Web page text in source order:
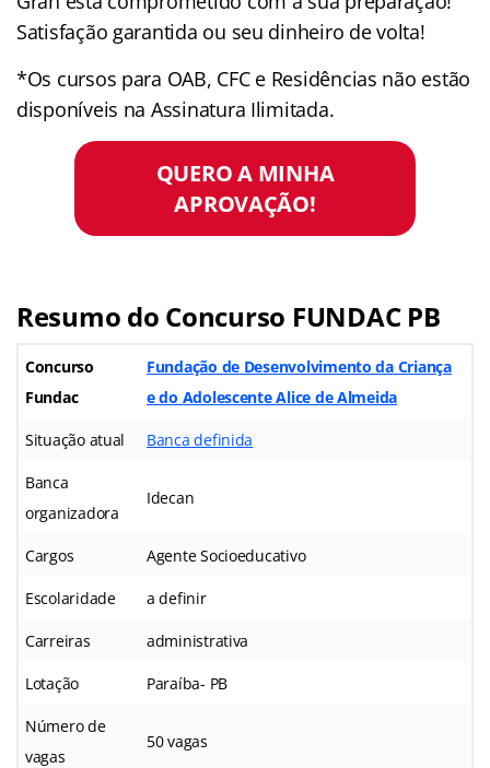
Satisfação garantida ou seu dinheiro de volta!
*Os cursos para OAB, CFC e Residências não estão
disponíveis na Assinatura Ilimitada.
QUERO A MINHA
APROVAÇÃO!
Resumo do Concurso FUNDAC PB
Concurso
Fundac
Fundação de Desenvolvimento da Criança
e do Adolescente Alice de Almeida
Situação atual Banca definida
Banca
organizadora
Idecan
Cargos Agente Socioeducativo
Escolaridade a definir
Carreiras administrativa
Lotação Paraíba- PB
Número de
vagas
50 vagas